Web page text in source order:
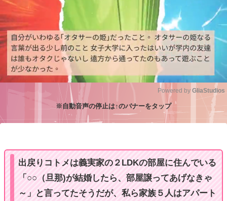
Powered by GliaStudios
※自動音声の停止は↑のバナーをタップ
出戻りコトメは義実家の２LDKの部屋に住んでいる
「○○（旦那)が結婚したら、部屋譲ってあげなきゃ
～」と言ってたそうだが、私ら家族５人はアパート